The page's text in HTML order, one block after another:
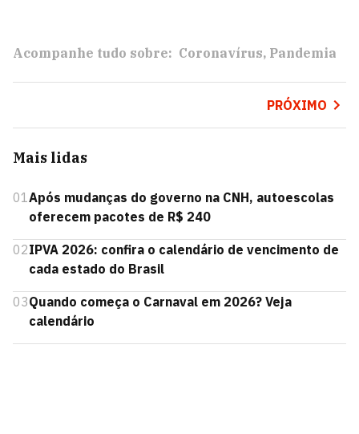
Acompanhe tudo sobre: Coronavírus Pandemia
PRÓXIMO
Mais lidas
01Após mudanças do governo na CNH, autoescolas
oferecem pacotes de R$ 240
02IPVA 2026: confira o calendário de vencimento de
cada estado do Brasil
03Quando começa o Carnaval em 2026? Veja
calendário